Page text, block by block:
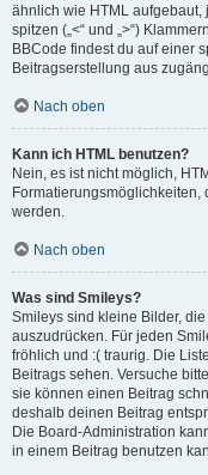
ähnlich wie HTML aufgebaut,
spitzen („<“ und „>“)
BBCode findest du auf einer
Beitragserstellung aus
Nach oben
Kann ich HTML benutzen?
Nein, es ist nicht möglich,
werden.
Nach oben
Was sind Smileys?
Smileys sind kleine Bilder,
auszudrücken. Für jeden
fröhlich und :( traurig. Die
Beitrags sehen. Versuche
sie können einen Beitrag
deshalb deinen Beitrag
Die Board-Administration
in einem Beitrag benutzen